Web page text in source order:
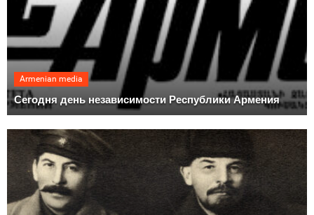
Armenian media
Сегодня день независимости Республики Армения